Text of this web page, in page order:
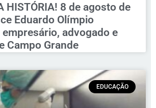
HISTÓRIA! 8 de agosto de
Eduardo Olímpio
empresário, advogado e
Campo Grande
EDUCAÇÃO